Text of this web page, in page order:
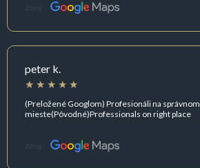
Zdroj:
peter k.
(Preložené Googlom) Profesionáli na správnom
mieste(Pôvodné)Professionals on right place
Zdroj: